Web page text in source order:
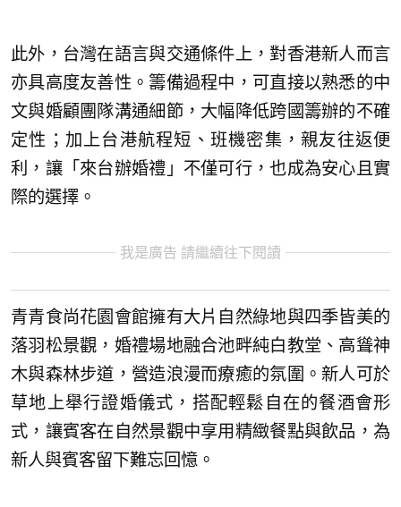
此外，台灣在語言與交通條件上，對香港新人而言
亦具高度友善性。籌備過程中，可直接以熟悉的中
文與婚顧團隊溝通細節，大幅降低跨國籌辦的不確
定性；加上台港航程短、班機密集，親友往返便
利，讓「來台辦婚禮」不僅可行，也成為安心且實
際的選擇。
我是廣告 請繼續往下閱讀
青青食尚花園會館擁有大片自然綠地與四季皆美的
落羽松景觀，婚禮場地融合池畔純白教堂、高聳神
木與森林步道，營造浪漫而療癒的氛圍。新人可於
草地上舉行證婚儀式，搭配輕鬆自在的餐酒會形
式，讓賓客在自然景觀中享用精緻餐點與飲品，為
新人與賓客留下難忘回憶。